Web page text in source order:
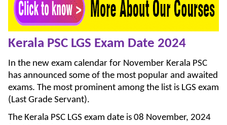
Kerala PSC LGS Exam Date 2024
In the new exam calendar for November Kerala PSC
has announced some of the most popular and awaited
exams. The most prominent among the list is LGS exam
(Last Grade Servant).
The Kerala PSC LGS exam date is 08 November, 2024